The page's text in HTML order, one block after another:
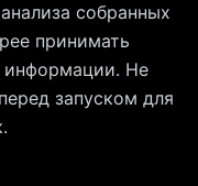
собранных
принимать
информации. Не
запуском для